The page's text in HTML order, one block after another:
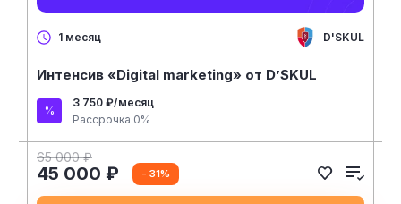
1 месяц D'SKUL
Интенсив «Digital marketing» от D’SKUL
3 750 ₽/месяц
Рассрочка 0%
65 000 ₽
45 000 ₽ - 31%